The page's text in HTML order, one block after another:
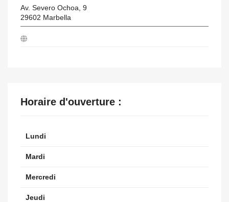
Av. Severo Ochoa, 9
29602 Marbella
Horaire d'ouverture :
Lundi
Mardi
Mercredi
Jeudi